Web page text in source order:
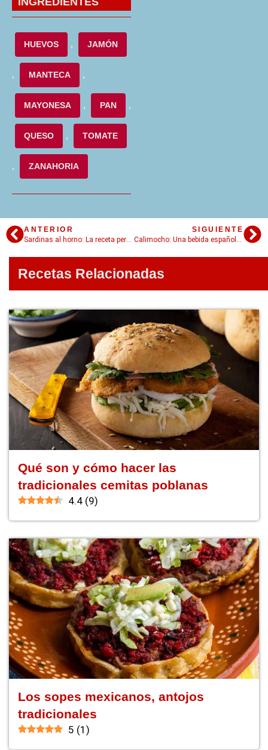
HUEVOS , JAMÓN
, MANTECA ,
MAYONESA , PAN ,
QUESO , TOMATE
, ZANAHORIA
ANTERIOR
SIGUIENTE
Recetas Relacionadas
Qué son y cómo hacer las
tradicionales cemitas poblanas
4.4 (9)
Los sopes mexicanos, antojos
tradicionales
5 (1 )